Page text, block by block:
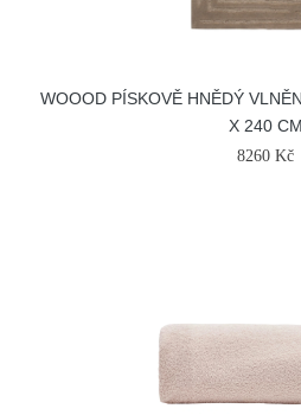
WOOOD PÍSKOVĚ HNĚDÝ
X 240 CM
8260 Kč